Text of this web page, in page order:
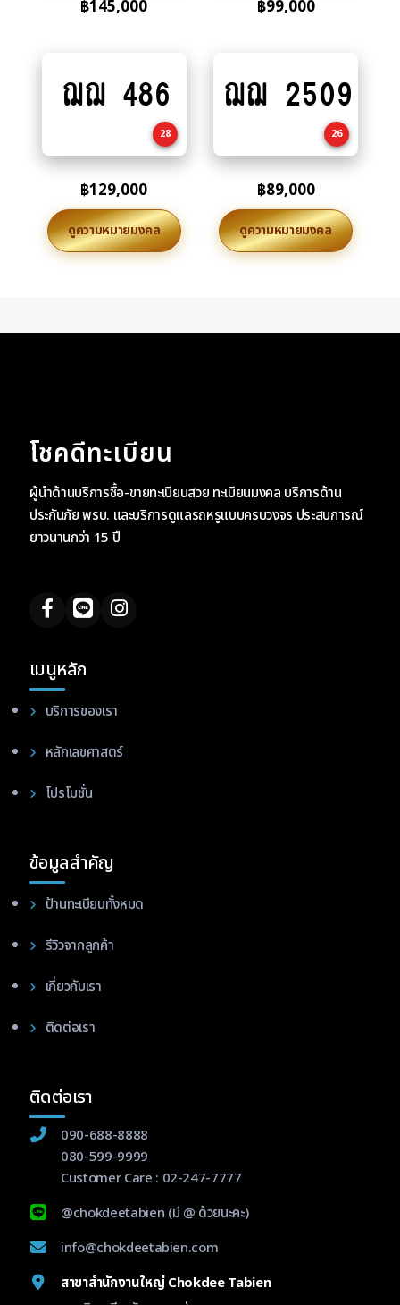
฿145,000 ฿99,000
to
ฌฌ 486
28
฿129,000
ดูความหมายมงคล
to
ฌฌ 2509
26
฿89,000
ดูความหมายมงคล
โชคดีทะเบียน
ผู้นำด้านบริการซื้อ-ขายทะเบียนสวย ทะเบียนมงคล บริการด้าน
ประกันภัย พรบ. และบริการดูแลรถหรูแบบครบวงจร ประสบการณ์
ยาวนานกว่า 15 ปี
เมนูหลัก
บริการของเรา
หลักเลขศาสตร์
โปรโมชั่น
ข้อมูลสำคัญ
ป้านทะเบียนทั้งหมด
รีวิวจากลูกค้า
เกี่ยวกับเรา
ติดต่อเรา
ติดต่อเรา
090-688-8888
080-599-9999
Customer Care : 02-247-7777
@chokdeetabien (มี @ ด้วยนะคะ)
info@chokdeetabien.com
สาขาสำนักงานใหญ่ Chokdee Tabien